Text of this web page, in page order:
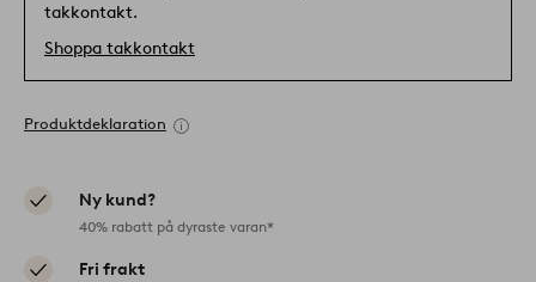
takkontakt.
Shoppa takkontakt
Produktdeklaration
Ny kund?
40% rabatt på dyraste varan*
Fri frakt